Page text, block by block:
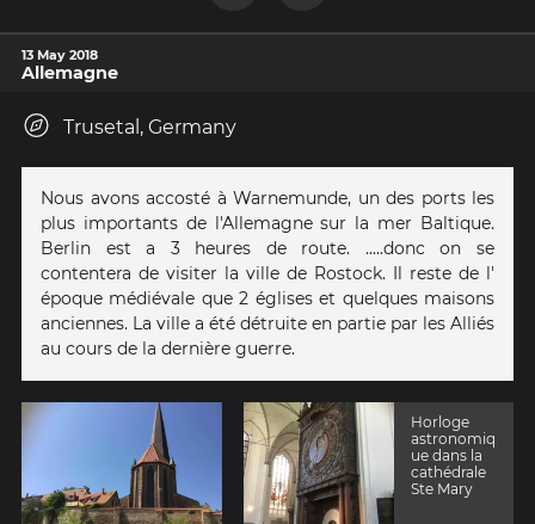
13 May 2018
Allemagne
Trusetal, Germany
Nous avons accosté à Warnemunde, un des ports les
plus importants de l'Allemagne sur la mer Baltique.
Berlin est a 3 heures de route. .....donc on se
contentera de visiter la ville de Rostock. Il reste de l'
époque médiévale que 2 églises et quelques maisons
anciennes. La ville a été détruite en partie par les Alliés
au cours de la dernière guerre.
Horloge
astronomiq
ue dans la
cathédrale
Ste Mary